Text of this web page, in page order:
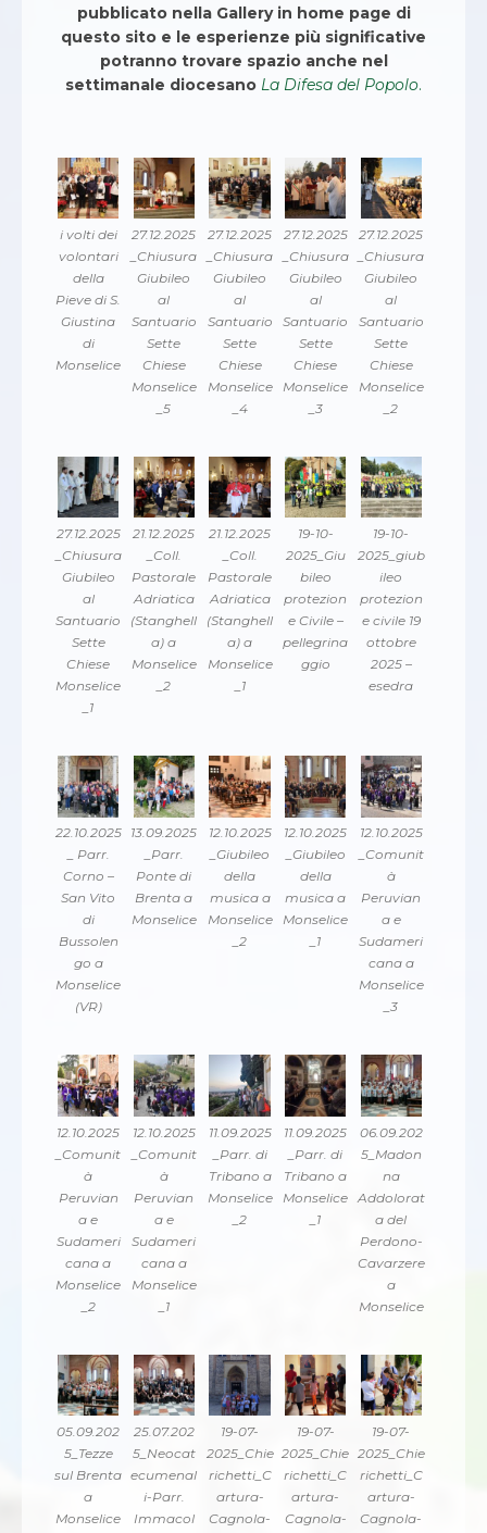
pubblicato nella Gallery in home page di
questo sito e le esperienze più significative
potranno trovare spazio anche nel
settimanale diocesano La Difesa del Popolo.
i volti dei
volontari
della
Pieve di S.
Giustina
di
Monselice
27.12.2025
_Chiusura
Giubileo
al
Santuario
Sette
Chiese
Monselice
_5
27.12.2025
_Chiusura
Giubileo
al
Santuario
Sette
Chiese
Monselice
_4
27.12.2025
_Chiusura
Giubileo
al
Santuario
Sette
Chiese
Monselice
_3
27.12.2025
_Chiusura
Giubileo
al
Santuario
Sette
Chiese
Monselice
_2
27.12.2025
_Chiusura
Giubileo
al
Santuario
Sette
Chiese
Monselice
_1
21.12.2025
_Coll.
Pastorale
Adriatica
(Stanghell
a) a
Monselice
_2
21.12.2025
_Coll.
Pastorale
Adriatica
(Stanghell
a) a
Monselice
_1
19-10-
2025_Giu
bileo
protezion
e Civile –
pellegrina
ggio
19-10-
2025_giub
ileo
protezion
e civile 19
ottobre
2025 –
esedra
22.10.2025
_ Parr.
Corno –
San Vito
di
Bussolen
go a
Monselice
(VR)
13.09.2025
_Parr.
Ponte di
Brenta a
Monselice
12.10.2025
_Giubileo
della
musica a
Monselice
_2
12.10.2025
_Giubileo
della
musica a
Monselice
_1
12.10.2025
_Comunit
à
Peruvian
a e
Sudameri
cana a
Monselice
_3
12.10.2025
_Comunit
à
Peruvian
a e
Sudameri
cana a
Monselice
_2
12.10.2025
_Comunit
à
Peruvian
a e
Sudameri
cana a
Monselice
_1
11.09.2025
_Parr. di
Tribano a
Monselice
_2
11.09.2025
_Parr. di
Tribano a
Monselice
_1
06.09.202
5_Madon
na
Addolorat
a del
Perdono-
Cavarzere
a
Monselice
05.09.202
5_Tezze
sul Brenta
a
Monselice
25.07.202
5_Neocat
ecumenal
i-Parr.
Immacol
19-07-
2025_Chie
richetti_C
artura-
Cagnola-
19-07-
2025_Chie
richetti_C
artura-
Cagnola-
19-07-
2025_Chie
richetti_C
artura-
Cagnola-